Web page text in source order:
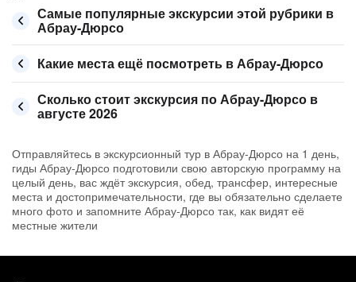
Самые популярные экскурсии этой рубрики в
Абрау-Дюрсо
Какие места ещё посмотреть в Абрау-Дюрсо
Сколько стоит экскурсия по Абрау-Дюрсо в
августе 2026
Отправляйтесь в экскурсионный тур в Абрау-Дюрсо на 1 день,
гиды Абрау-Дюрсо подготовили свою авторскую программу на
целый день, вас ждёт экскурсия, обед, трансфер, интересные
места и достопримечательности, где вы обязательно сделаете
много фото и запомните Абрау-Дюрсо так, как видят её
местные жители